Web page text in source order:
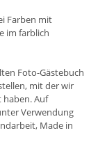
Farben mit
im farblich
Foto-Gästebuch
mit der wir
haben. Auf
Verwendung
Made in